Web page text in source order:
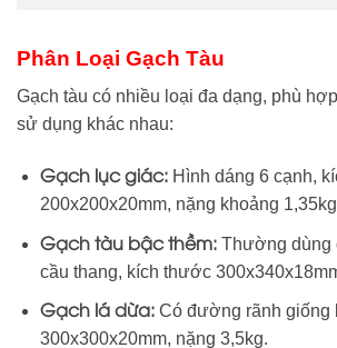
Phân Loại Gạch Tàu
Gạch tàu có nhiều loại đa dạng, phù
sử dụng khác nhau:
Gạch lục giác:Hình dáng 6 cạnh,
200x200x20mm, nặng khoảng
Gạch tàu bậc thềm:Thường dùng
cầu thang, kích thước
Gạch lá dừa:Có đường rãnh giống
300x300x20mm, nặng 3,5kg.